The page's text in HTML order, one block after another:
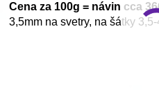
Cena za 100g = návin cca
3,5mm na svetry, na šátky